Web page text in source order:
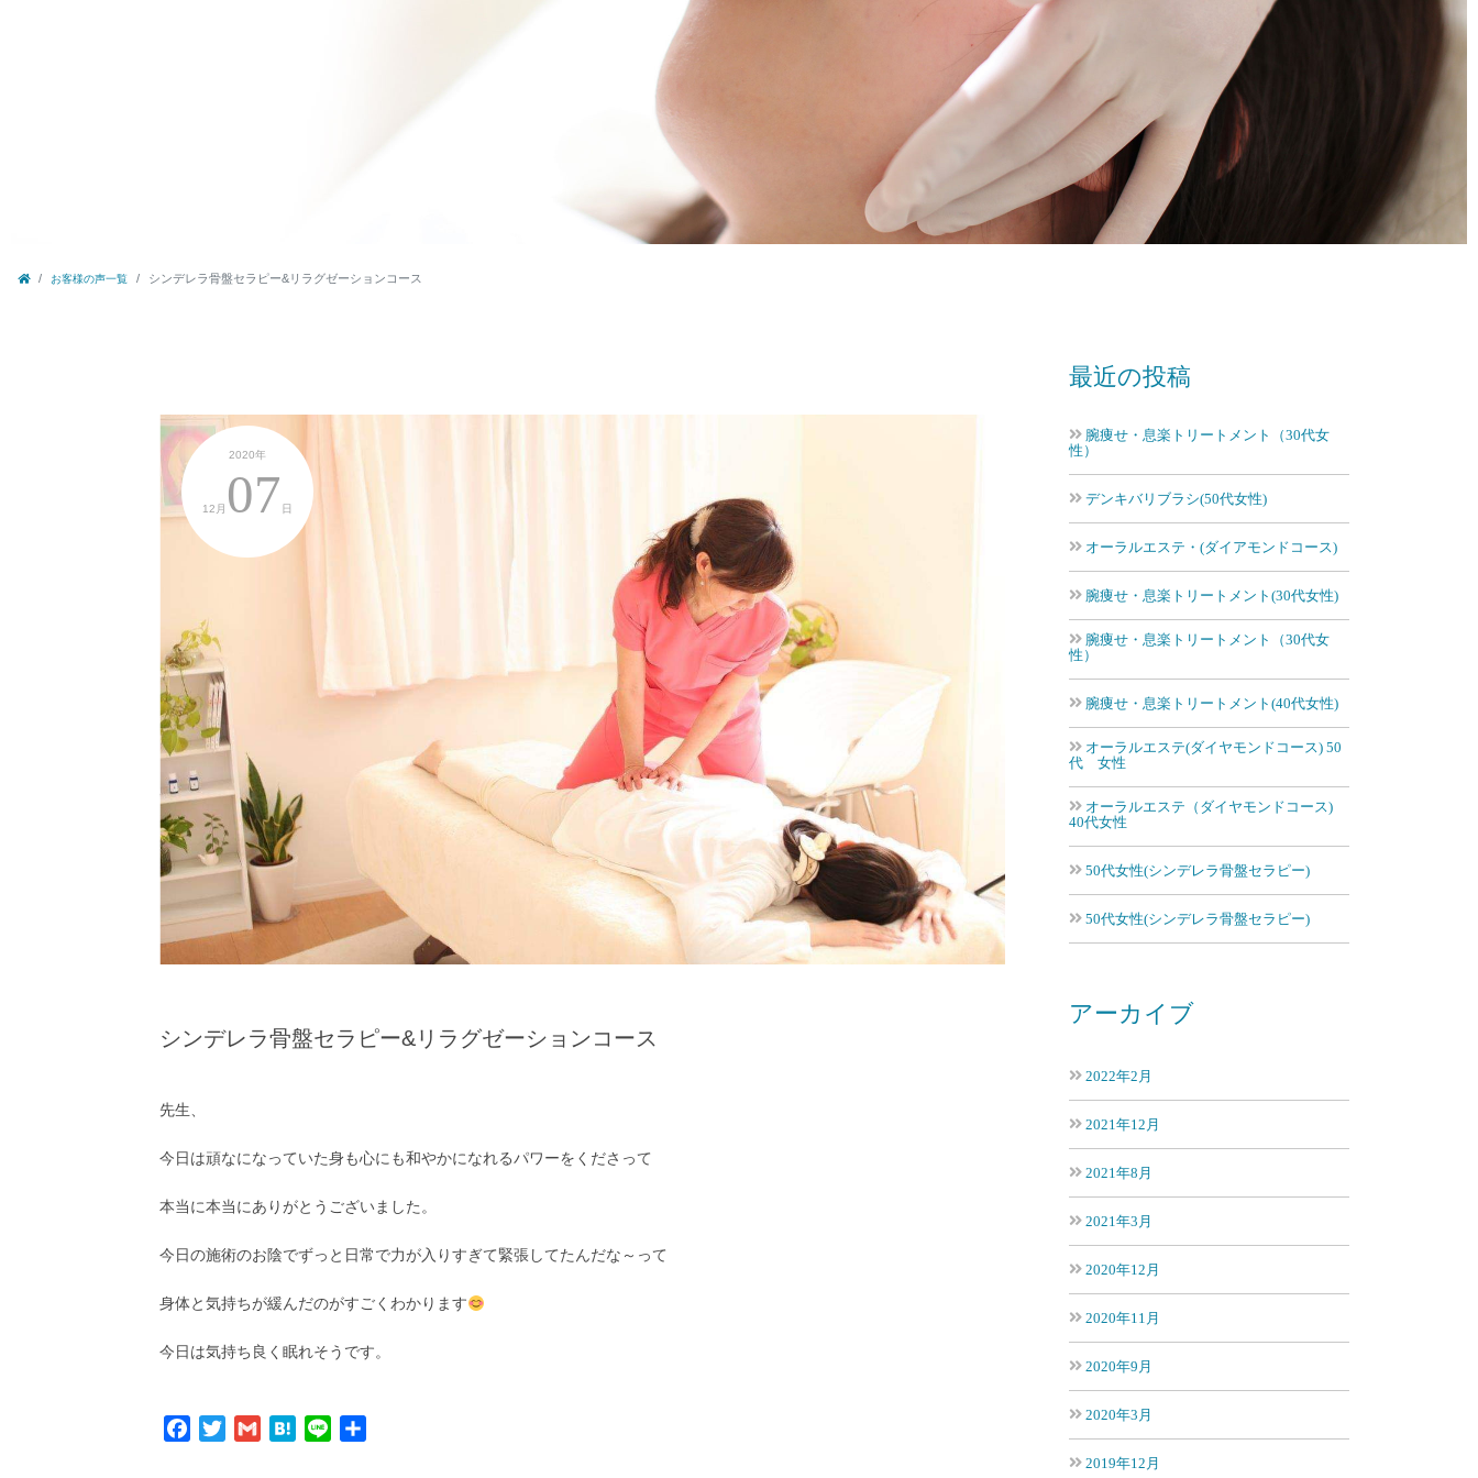
お客様の声一覧 シンデレラ骨盤セラピー&リラグゼーションコース
2020年
12月 07 日
シンデレラ骨盤セラピー&リラグゼーションコース
先生、
今日は頑なになっていた身も心にも和やかになれるパワーをくださって
本当に本当にありがとうございました。
今日の施術のお陰でずっと日常で力が入りすぎて緊張してたんだな～って
身体と気持ちが緩んだのがすごくわかります
今日は気持ち良く眠れそうです。
Facebook
TwitterGmail Hatena
Line
最近の投稿
腕痩せ・息楽トリートメント（30代女
性）
デンキバリブラシ(50代女性)
オーラルエステ・(ダイアモンドコース)
腕痩せ・息楽トリートメント(30代女性)
腕痩せ・息楽トリートメント（30代女
性）
腕痩せ・息楽トリートメント(40代女性)
オーラルエステ(ダイヤモンドコース) 50
代 女性
オーラルエステ（ダイヤモンドコース)
40代女性
50代女性(シンデレラ骨盤セラピー)
50代女性(シンデレラ骨盤セラピー)
アーカイブ
2022年2月
2021年12月
2021年8月
2021年3月
2020年12月
2020年11月
2020年9月
2020年3月
2019年12月